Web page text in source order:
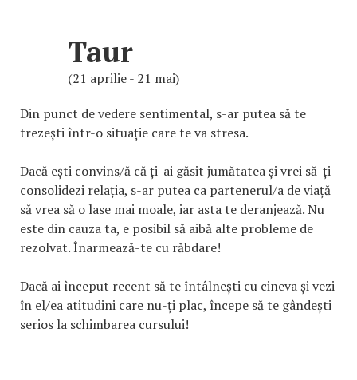
Taur
(21 aprilie - 21 mai)
Din punct de vedere sentimental, s-ar putea să te
trezești într-o situație care te va stresa.
Dacă ești convins/ă că ți-ai găsit jumătatea și vrei să-ți
consolidezi relația, s-ar putea ca partenerul/a de viață
să vrea să o lase mai moale, iar asta te deranjează. Nu
este din cauza ta, e posibil să aibă alte probleme de
rezolvat. Înarmează-te cu răbdare!
Dacă ai început recent să te întâlnești cu cineva și vezi
în el/ea atitudini care nu-ți plac, începe să te gândești
serios la schimbarea cursului!